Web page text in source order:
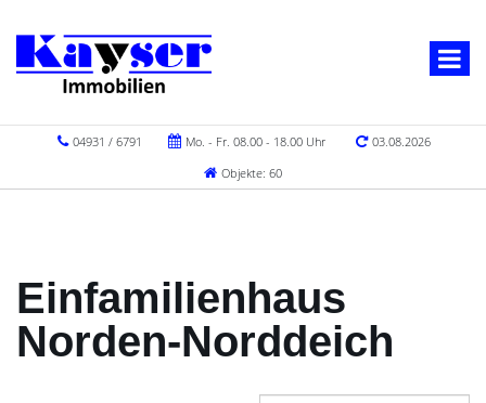
04931 / 6791 Mo. - Fr. 08.00 - 18.00 Uhr
03.08.2026
Objekte: 60
Einfamilienhaus
Norden-Norddeich